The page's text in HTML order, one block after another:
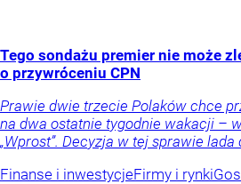
Tego sondażu premier nie może
o przywróceniu CPN
Prawie dwie trzecie Polaków chce
na dwa ostatnie tygodnie wakacji –
„Wprost”. Decyzja w tej sprawie lada
Finanse i inwestycjeFirmy i rynki